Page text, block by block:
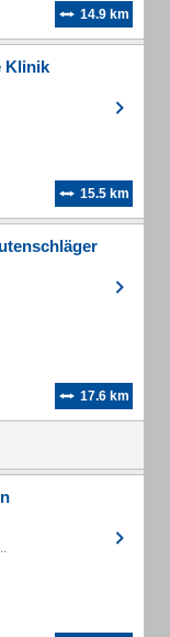
14.9 km
Klinik
15.5 km
17.6 km